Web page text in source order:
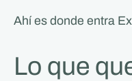
Ahí es donde entra
Lo que